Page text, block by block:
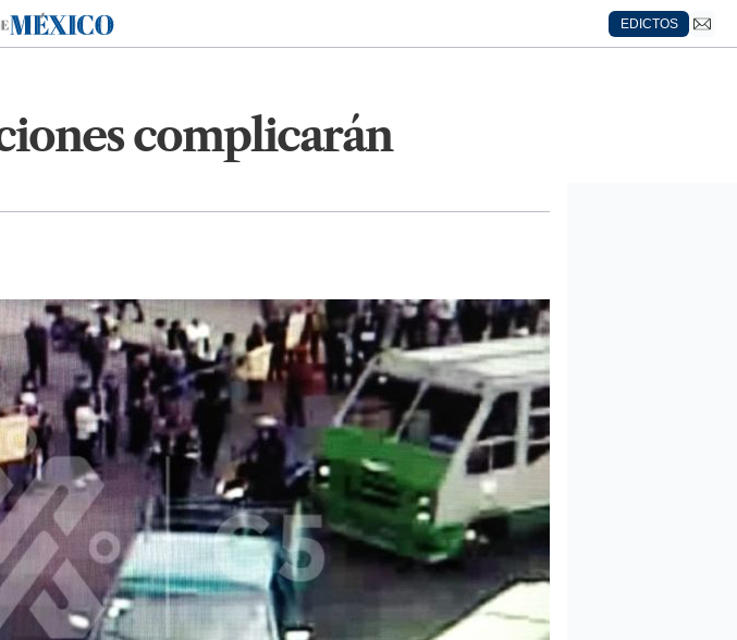
EDICTOS
complicarán